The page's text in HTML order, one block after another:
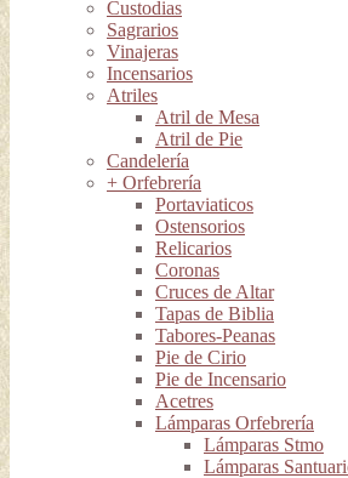
Custodias
Sagrarios
Vinajeras
Incensarios
Atriles
Atril de Mesa
Atril de Pie
Candelería
+ Orfebrería
Portaviaticos
Ostensorios
Relicarios
Coronas
Cruces de Altar
Tapas de Biblia
Tabores-Peanas
Pie de Cirio
Pie de Incensario
Acetres
Lámparas Orfebrería
Lámparas Stmo
Lámparas